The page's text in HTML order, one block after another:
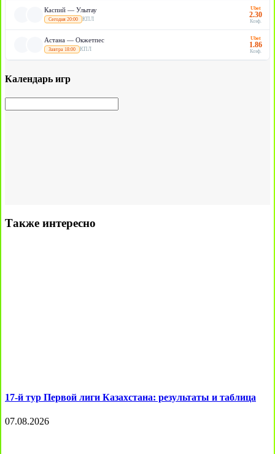
Каспий — Улытау
Сегодня 20:00 КПЛ
Ubet
2.30
Коэф.
Астана — Окжетпес
Завтра 18:00 КПЛ
Ubet
1.86
Коэф.
Календарь игр
Также интересно
17-й тур Первой лиги Казахстана: результаты и таблица
07.08.2026